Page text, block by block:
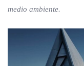
medio ambiente.